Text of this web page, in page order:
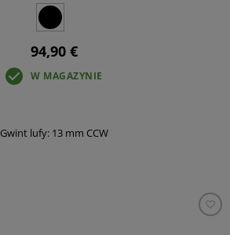
94,90 €
W MAGAZYNIE
Gwint lufy: 13 mm CCW